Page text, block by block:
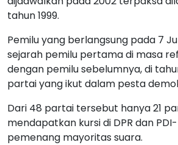
tahun 1999.
Pemilu yang berlangsung pada 7
sejarah pemilu pertama di masa
dengan pemilu sebelumnya, di
partai yang ikut dalam pesta
Dari 48 partai tersebut hanya 21
mendapatkan kursi di DPR dan
pemenang mayoritas suara.